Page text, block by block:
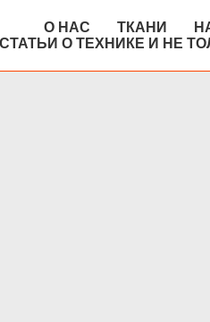
О НАС ТКАНИ
СТАТЬИ О ТЕХНИКЕ И НЕ